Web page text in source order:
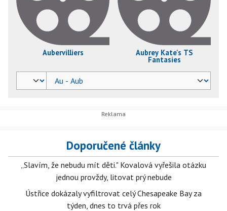
Aubervilliers Aubrey Kate's TS
Fantasies
Doporučené články
„Slavím, že nebudu mít děti." Kovalová vyřešila otázku
jednou provždy, litovat prý nebude
Ústřice dokázaly vyfiltrovat celý Chesapeake Bay za
týden, dnes to trvá přes rok